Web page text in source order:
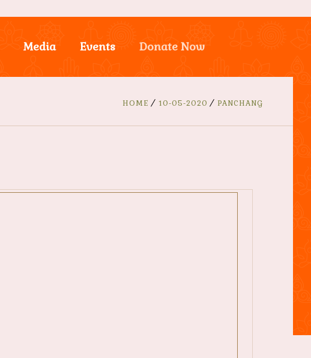
Media Events Donate Now
HOME 10-05-2020 PANCHANG